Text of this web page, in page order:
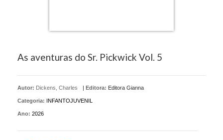
As aventuras do Sr. Pickwick Vol. 5
Autor: Dickens, Charles | Editora: Editora Gianna
Categoria: INFANTOJUVENIL
Ano: 2026